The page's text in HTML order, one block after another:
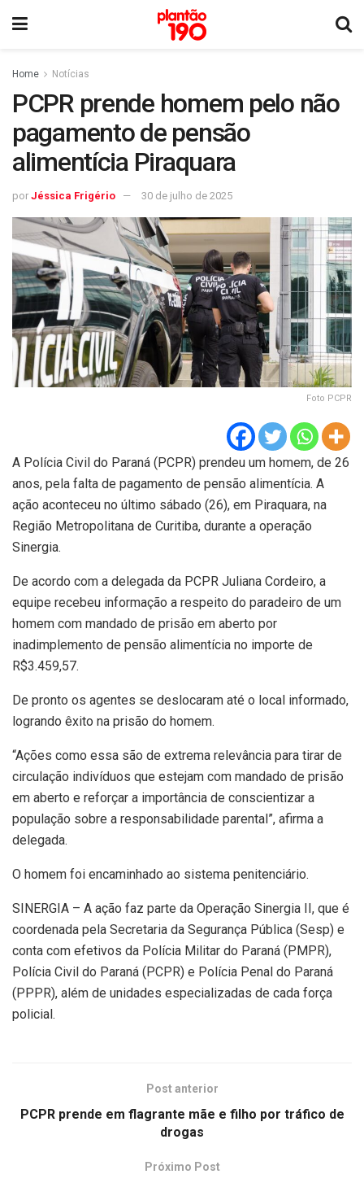
Home Notícias
PCPR prende homem pelo não
pagamento de pensão
alimentícia Piraquara
por Jéssica Frigério 30 de julho de 2025
Foto PCPR
A Polícia Civil do Paraná (PCPR) prendeu um homem, de 26
anos, pela falta de pagamento de pensão alimentícia. A
ação aconteceu no último sábado (26), em Piraquara, na
Região Metropolitana de Curitiba, durante a operação
Sinergia.
De acordo com a delegada da PCPR Juliana Cordeiro, a
equipe recebeu informação a respeito do paradeiro de um
homem com mandado de prisão em aberto por
inadimplemento de pensão alimentícia no importe de
R$3.459,57.
De pronto os agentes se deslocaram até o local informado,
logrando êxito na prisão do homem.
“Ações como essa são de extrema relevância para tirar de
circulação indivíduos que estejam com mandado de prisão
em aberto e reforçar a importância de conscientizar a
população sobre a responsabilidade parental”, afirma a
delegada.
O homem foi encaminhado ao sistema penitenciário.
SINERGIA – A ação faz parte da Operação Sinergia II, que é
coordenada pela Secretaria da Segurança Pública (Sesp) e
conta com efetivos da Polícia Militar do Paraná (PMPR),
Polícia Civil do Paraná (PCPR) e Polícia Penal do Paraná
(PPPR), além de unidades especializadas de cada força
policial.
Post anterior
PCPR prende em flagrante mãe e filho por tráfico de
drogas
Próximo Post